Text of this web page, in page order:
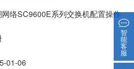
网络SC9600E系列交换机配置操作
01-06
智
能
客
服